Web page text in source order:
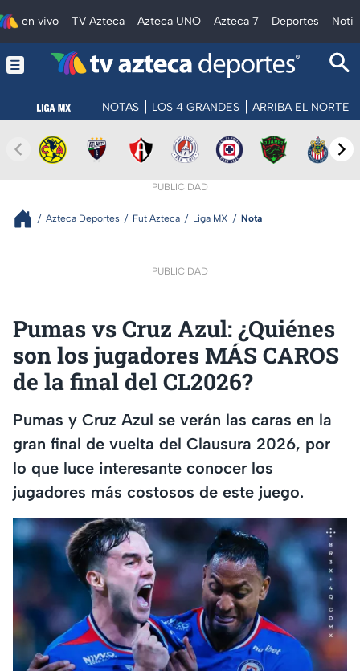
en vivo TV Azteca Azteca UNO Azteca 7 Deportes
NOTAS LOS 4 GRANDES ARRIBA EL NORTE
PUBLICIDAD
Azteca Deportes Fut Azteca Liga MX Nota
PUBLICIDAD
Pumas vs Cruz Azul: ¿Quiénes
son los jugadores MÁS CAROS
de la final del CL2026?
Pumas y Cruz Azul se verán las caras en la
gran final de vuelta del Clausura 2026, por
lo que luce interesante conocer los
jugadores más costosos de este juego.